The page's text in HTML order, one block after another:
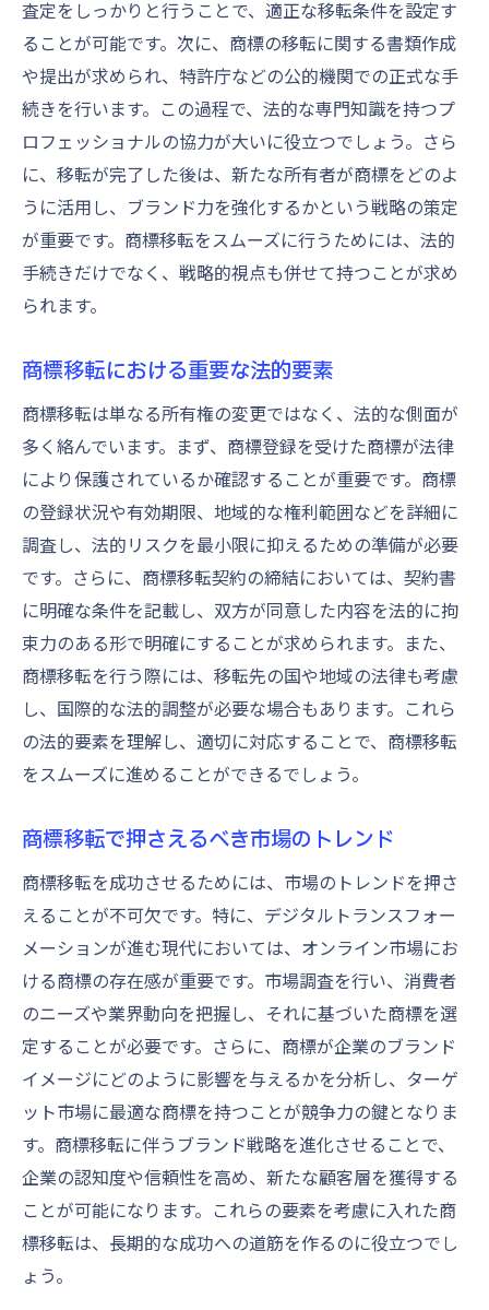
商標移転がもたらす企業競争力強化のメリット
商標移転による競争優位性の確立
商標移転がもたらすブランド価値向上の効
果
商標移転で企業成長を加速する
商標移転とイノベーションの関係性
商標移転が企業の国際展開を後押しする理
由
査定をしっかりと行うことで、適正な移転条件を設定す
ることが可能です。次に、商標の移転に関する書類作成
や提出が求められ、特許庁などの公的機関での正式な手
続きを行います。この過程で、法的な専門知識を持つプ
ロフェッショナルの協力が大いに役立つでしょう。さら
に、移転が完了した後は、新たな所有者が商標をどのよ
うに活用し、ブランド力を強化するかという戦略の策定
が重要です。商標移転をスムーズに行うためには、法的
手続きだけでなく、戦略的視点も併せて持つことが求め
られます。
商標移転における重要な法的要素
商標移転は単なる所有権の変更ではなく、法的な側面が
多く絡んでいます。まず、商標登録を受けた商標が法律
により保護されているか確認することが重要です。商標
の登録状況や有効期限、地域的な権利範囲などを詳細に
調査し、法的リスクを最小限に抑えるための準備が必要
です。さらに、商標移転契約の締結においては、契約書
に明確な条件を記載し、双方が同意した内容を法的に拘
束力のある形で明確にすることが求められます。また、
商標移転を行う際には、移転先の国や地域の法律も考慮
し、国際的な法的調整が必要な場合もあります。これら
の法的要素を理解し、適切に対応することで、商標移転
をスムーズに進めることができるでしょう。
商標移転で押さえるべき市場のトレンド
商標移転を成功させるためには、市場のトレンドを押さ
えることが不可欠です。特に、デジタルトランスフォー
メーションが進む現代においては、オンライン市場にお
ける商標の存在感が重要です。市場調査を行い、消費者
のニーズや業界動向を把握し、それに基づいた商標を選
定することが必要です。さらに、商標が企業のブランド
イメージにどのように影響を与えるかを分析し、ターゲ
ット市場に最適な商標を持つことが競争力の鍵となりま
す。商標移転に伴うブランド戦略を進化させることで、
企業の認知度や信頼性を高め、新たな顧客層を獲得する
ことが可能になります。これらの要素を考慮に入れた商
標移転は、長期的な成功への道筋を作るのに役立つでし
ょう。